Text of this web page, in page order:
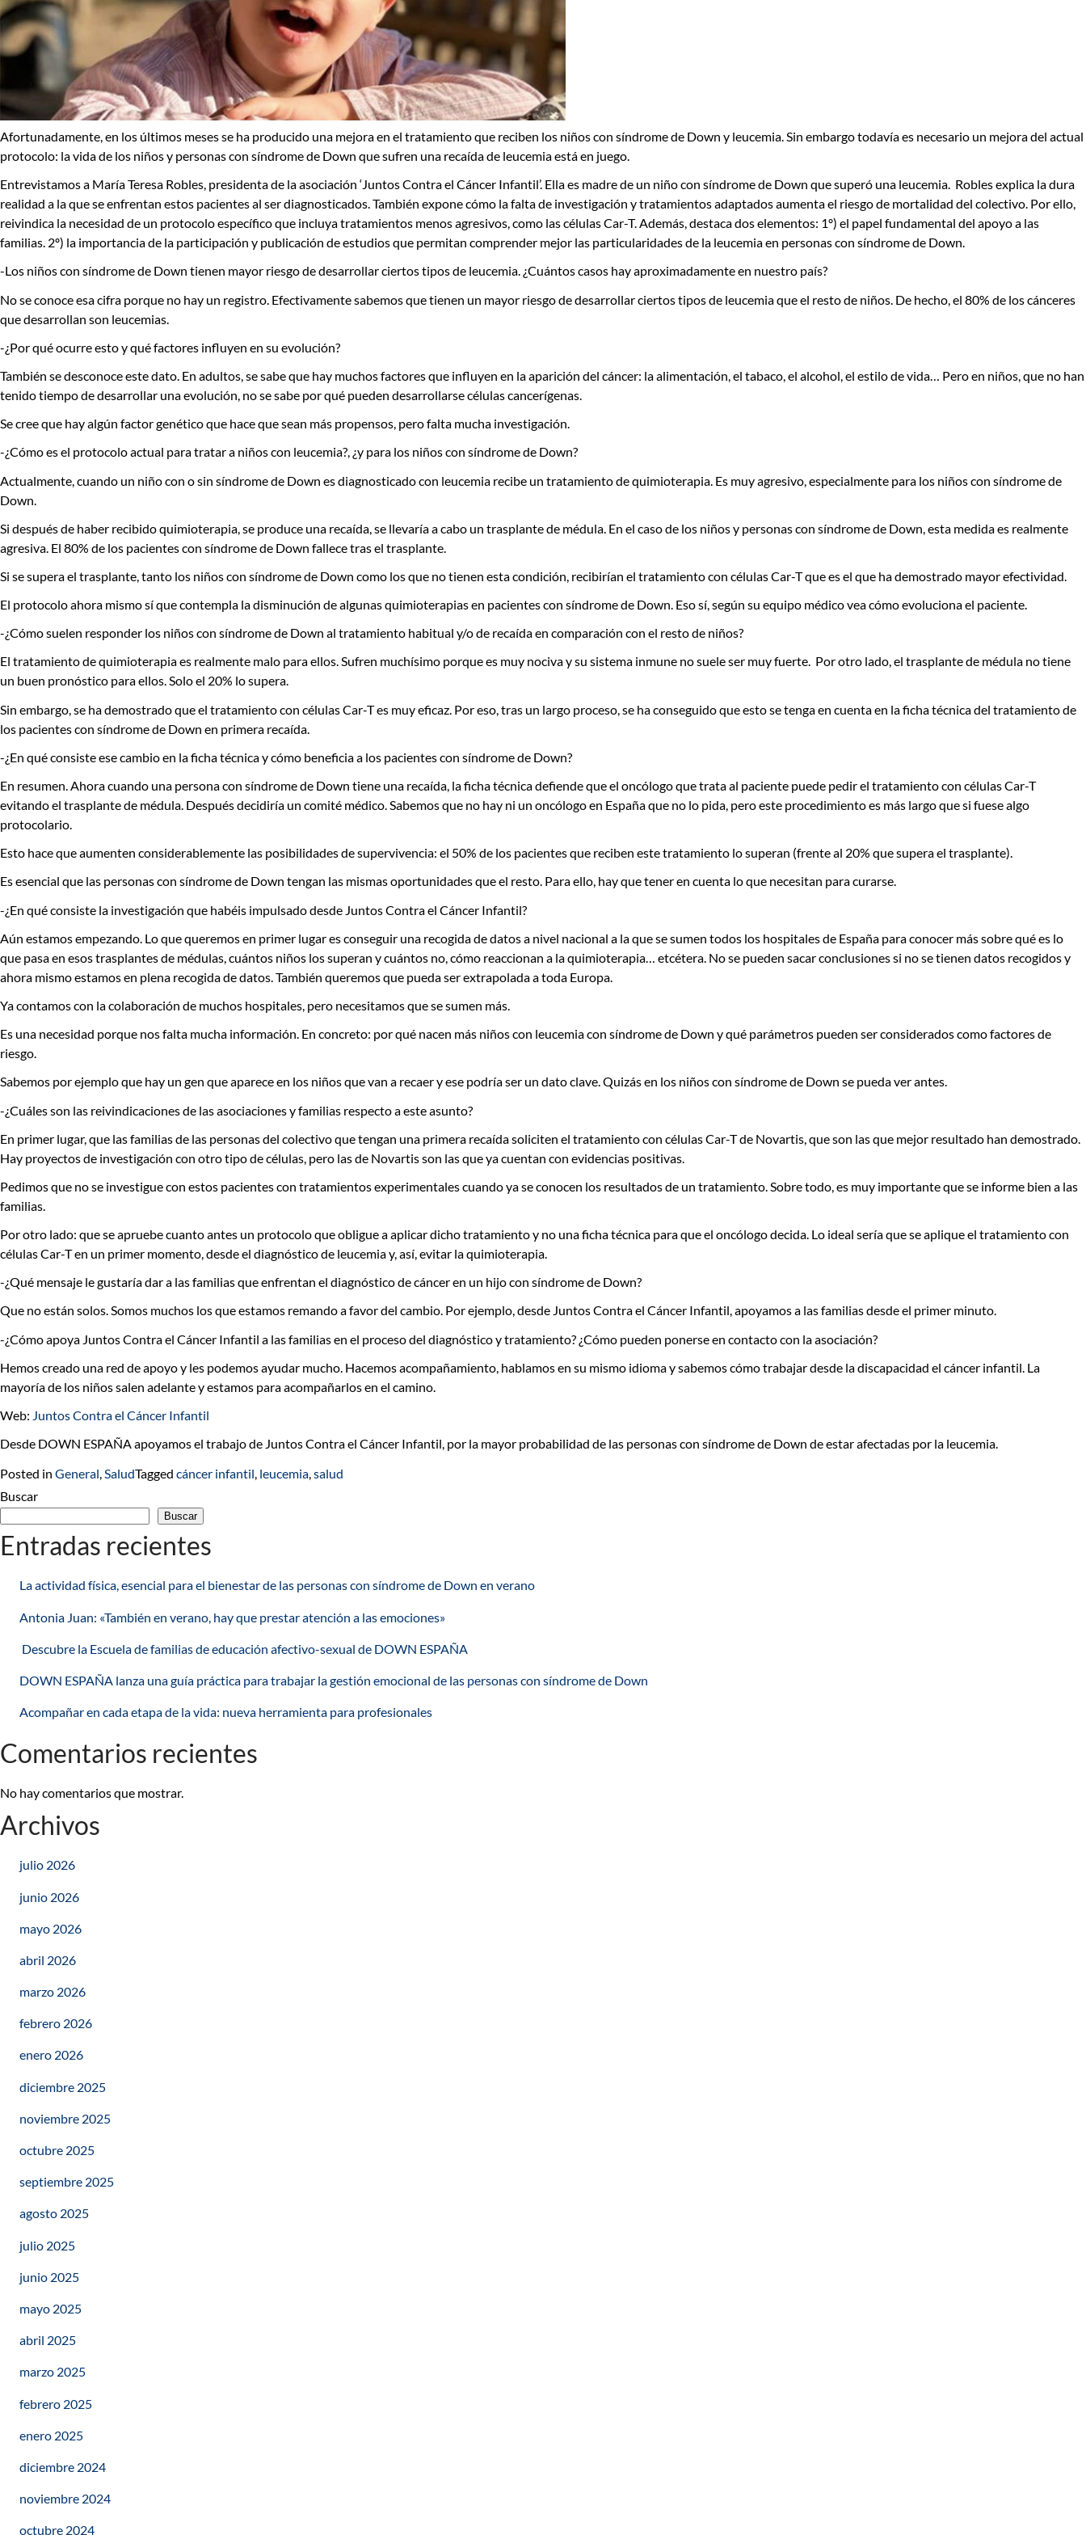
Afortunadamente, en los últimos meses se ha producido una mejora en el tratamiento que reciben los niños con síndrome de Down y leucemia. Sin embargo todavía es necesario un mejora del actual
protocolo: la vida de los niños y personas con síndrome de Down que sufren una recaída de leucemia está en juego.
Entrevistamos a María Teresa Robles, presidenta de la asociación ‘Juntos Contra el Cáncer Infantil’. Ella es madre de un niño con síndrome de Down que superó una leucemia. Robles explica la dura
realidad a la que se enfrentan estos pacientes al ser diagnosticados. También expone cómo la falta de investigación y tratamientos adaptados aumenta el riesgo de mortalidad del colectivo. Por ello,
reivindica la necesidad de un protocolo específico que incluya tratamientos menos agresivos, como lascélulas Car-T.Además, destaca dos elementos: 1º) el papel fundamental del apoyo a las
familias. 2º) la importancia de la participación y publicación de estudios que permitan comprender mejor las particularidades de la leucemia en personas con síndrome de Down.
-Los niños con síndrome de Down tienen mayor riesgo de desarrollar ciertos tipos de leucemia. ¿Cuántos casos hay aproximadamente en nuestro país?
No se conoce esa cifra porque no hay un registro. Efectivamente sabemos que tienen un mayor riesgo de desarrollar ciertos tipos de leucemia que el resto de niños. De hecho, el 80% de los cánceres
que desarrollan son leucemias.
-¿Por qué ocurre esto y qué factores influyen en su evolución?
También se desconoce este dato. En adultos, se sabe que hay muchos factores que influyen en la aparición del cáncer: la alimentación, el tabaco, el alcohol, el estilo de vida… Pero en niños, que no han
tenido tiempo de desarrollar una evolución, no se sabe por qué pueden desarrollarse células cancerígenas.
Se cree que hay algún factor genético que hace que sean más propensos, pero falta mucha investigación.
-¿Cómo es el protocolo actual para tratar a niños con leucemia?, ¿y para los niños con síndrome de Down?
Actualmente, cuando un niño con o sin síndrome de Down es diagnosticado con leucemia recibe un tratamiento de quimioterapia. Es muy agresivo, especialmente para los niños con síndrome de
Down.
Si después de haber recibido quimioterapia, se produce una recaída, se llevaría a cabo un trasplante de médula. En el caso de los niños y personas con síndrome de Down, esta medida es realmente
agresiva. El 80% de los pacientes con síndrome de Down fallece tras el trasplante.
Si se supera el trasplante, tanto los niños con síndrome de Down como los que no tienen esta condición, recibirían el tratamiento con células Car-T que es el que ha demostrado mayor efectividad.
El protocolo ahora mismo sí que contempla la disminución de algunas quimioterapias en pacientes con síndrome de Down. Eso sí, según su equipo médico vea cómo evoluciona el paciente.
-¿Cómo suelen responder los niños con síndrome de Down al tratamiento habitual y/o de recaída en comparación con el resto de niños?
El tratamiento de quimioterapia es realmente malo para ellos. Sufren muchísimo porque es muy nociva y su sistema inmune no suele ser muy fuerte. Por otro lado, el trasplante de médula no tiene
un buen pronóstico para ellos. Solo el 20% lo supera.
Sin embargo, se ha demostrado que el tratamiento con células Car-T es muy eficaz. Por eso, tras un largo proceso, se ha conseguido que esto se tenga en cuenta en la ficha técnica del tratamiento de
los pacientes con síndrome de Down en primera recaída.
-¿En qué consiste ese cambio en la ficha técnica y cómo beneficia a los pacientes con síndrome de Down?
En resumen. Ahora cuando una persona con síndrome de Down tiene una recaída, la ficha técnica defiende que el oncólogo que trata al paciente puede pedir el tratamiento con células Car-T
evitando el trasplante de médula. Después decidiría un comité médico. Sabemos que no hay ni un oncólogo en España que no lo pida, pero este procedimiento es más largo que si fuese algo
protocolario.
Esto hace que aumenten considerablemente las posibilidades de supervivencia: el 50% de los pacientes que reciben este tratamiento lo superan (frente al 20% que supera el trasplante).
Es esencial que las personas con síndrome de Down tengan las mismas oportunidades que el resto. Para ello, hay que tener en cuenta lo que necesitan para curarse.
-¿En qué consiste la investigación que habéis impulsado desde Juntos Contra el Cáncer Infantil?
Aún estamos empezando. Lo que queremos en primer lugar es conseguir una recogida de datos a nivel nacional a la que se sumen todos los hospitales de España para conocer más sobre qué es lo
que pasa en esos trasplantes de médulas, cuántos niños los superan y cuántos no, cómo reaccionan a la quimioterapia… etcétera. No se pueden sacar conclusiones si no se tienen datos recogidos y
ahora mismo estamos en plena recogida de datos. También queremos que pueda ser extrapolada a toda Europa.
Ya contamos con la colaboración de muchos hospitales, pero necesitamos que se sumen más.
Es una necesidad porque nos falta mucha información. En concreto: por qué nacen más niños con leucemia con síndrome de Down y qué parámetros pueden ser considerados como factores de
riesgo.
Sabemos por ejemplo que hay un gen que aparece en los niños que van a recaer y ese podría ser un dato clave. Quizás en los niños con síndrome de Down se pueda ver antes.
-¿Cuáles son las reivindicaciones de las asociaciones y familias respecto a este asunto?
En primer lugar, que las familias de las personas del colectivo que tengan una primera recaída soliciten el tratamiento con células Car-T de Novartis que son las que mejor resultado han demostrado.
Hay proyectos de investigación con otro tipo de células, pero las de Novartis son las que ya cuentan con evidencias positivas.
Pedimos que no se investigue con estos pacientes con tratamientos experimentales cuando ya se conocen los resultados de un tratamiento. Sobre todo, es muy importante que se informe bien a las
familias.
Por otro lado: que se apruebe cuanto antes un protocoloque obliguea aplicar dicho tratamiento y no una ficha técnica para que el oncólogo decida. Lo ideal sería que se aplique el tratamiento con
células Car-T en un primer momento, desde el diagnóstico de leucemia y, así, evitar la quimioterapia.
-¿Qué mensaje le gustaría dar a las familias que enfrentan el diagnóstico de cáncer en un hijo con síndrome de Down?
Que no están solos. Somos muchos los que estamos remando a favor del cambio. Por ejemplo, desde Juntos Contra el Cáncer Infantil, apoyamos a las familias desde el primer minuto.
-¿Cómo apoya Juntos Contra el Cáncer Infantil a las familias en el proceso del diagnóstico y tratamiento? ¿Cómo pueden ponerse en contacto con la asociación?
Hemos creado una red de apoyo y les podemos ayudar mucho. Hacemos acompañamiento, hablamos en su mismo idioma y sabemos cómo trabajar desde la discapacidad el cáncer infantil. La
mayoría de los niños salen adelante y estamos para acompañarlos en el camino.
Web: Juntos Contra el Cáncer Infantil
Desde DOWN ESPAÑA apoyamos el trabajo de Juntos Contra el Cáncer Infantil, por la mayor probabilidad de las personas con síndrome de Down de estar afectadas por la leucemia.
Posted in General,SaludTagged cáncer infantil, leucemia,salud
Buscar
Buscar
Entradas recientes
La actividad física, esencial para el bienestar de las personas con síndrome de Down en verano
Antonia Juan: «También en verano, hay que prestar atención a las emociones»
Descubre la Escuela de familias de educación afectivo-sexual de DOWN ESPAÑA
DOWN ESPAÑA lanza una guía práctica para trabajar la gestión emocional de las personas con síndrome de Down
Acompañar en cada etapa de la vida: nueva herramienta para profesionales
Comentarios recientes
No hay comentarios que mostrar.
Archivos
julio 2026
junio 2026
mayo 2026
abril 2026
marzo 2026
febrero 2026
enero 2026
diciembre 2025
noviembre 2025
octubre 2025
septiembre 2025
agosto 2025
julio 2025
junio 2025
mayo 2025
abril 2025
marzo 2025
febrero 2025
enero 2025
diciembre 2024
noviembre 2024
octubre 2024